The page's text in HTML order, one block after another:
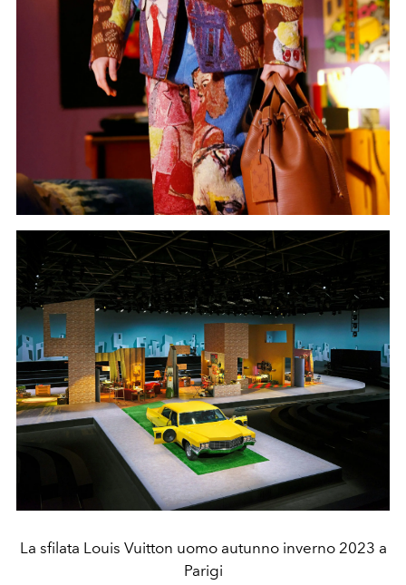
La sfilata Louis Vuitton uomo autunno inverno 2023 a
Parigi